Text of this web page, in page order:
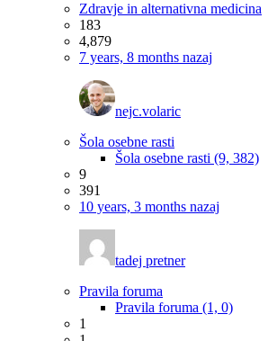
Zdravje in alternativna medicina
183
4,879
7 years, 8 months nazaj
nejc.volaric
Šola osebne rasti
Šola osebne rasti (9, 382)
9
391
10 years, 3 months nazaj
tadej pretner
Pravila foruma
Pravila foruma (1, 0)
1